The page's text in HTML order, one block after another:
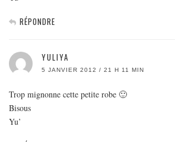
RÉPONDRE
YULIYA
5 JANVIER 2012 / 21 H 11 MIN
Trop mignonne cette petite robe 🙂
Bisous
Yu’